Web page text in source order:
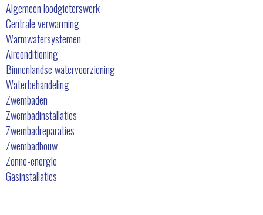
Algemeen loodgieterswerk
Centrale verwarming
Warmwatersystemen
Airconditioning
Binnenlandse watervoorziening
Waterbehandeling
Zwembaden
Zwembadinstallaties
Zwembadreparaties
Zwembadbouw
Zonne-energie
Gasinstallaties